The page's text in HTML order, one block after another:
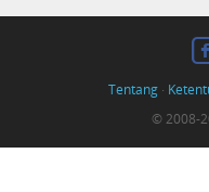
Tentang·
© 2008-